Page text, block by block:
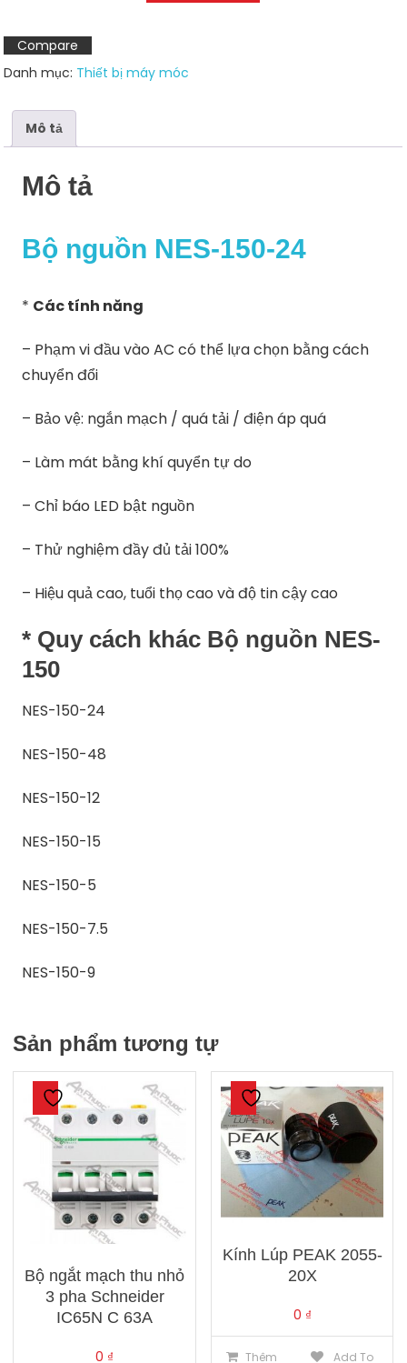
số
lượng
Compare
Danh mục: Thiết bị máy móc
Mô tả
Mô tả
Bộ nguồn NES-150-24
* Các tính năng
– Phạm vi đầu vào AC có thể lựa chọn bằng cách
chuyển đổi
– Bảo vệ: ngắn mạch / quá tải / điện áp quá
– Làm mát bằng khí quyển tự do
– Chỉ báo LED bật nguồn
– Thử nghiệm đầy đủ tải 100%
– Hiệu quả cao, tuổi thọ cao và độ tin cậy cao
* Quy cách khác Bộ nguồn NES-
150
NES-150-24
NES-150-48
NES-150-12
NES-150-15
NES-150-5
NES-150-7.5
NES-150-9
Sản phẩm tương tự
Bộ ngắt mạch thu nhỏ
3 pha Schneider
IC65N C 63A
0 ₫
Kính Lúp PEAK 2055-
20X
0 ₫
Thêm Add To